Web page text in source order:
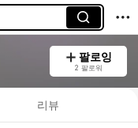
팔로잉
2 팔로워
리뷰